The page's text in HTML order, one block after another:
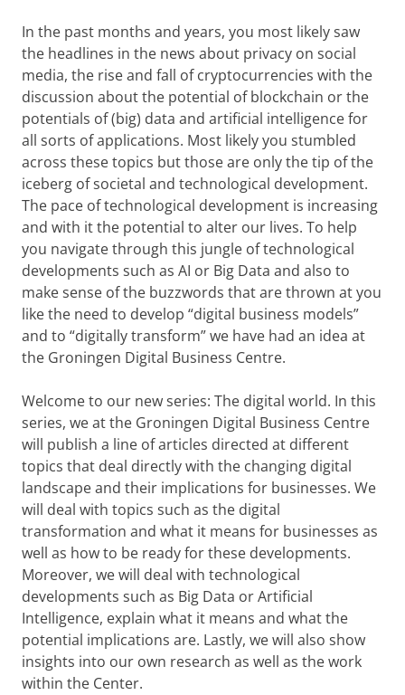
In the past months and years, you most likely saw
the headlines in the news about privacy on social
media, the rise and fall of cryptocurrencies with the
discussion about the potential of blockchain or the
potentials of (big) data and artificial intelligence for
all sorts of applications. Most likely you stumbled
across these topics but those are only the tip of the
iceberg of societal and technological development.
The pace of technological development is increasing
and with it the potential to alter our lives. To help
you navigate through this jungle of technological
developments such as AI or Big Data and also to
make sense of the buzzwords that are thrown at you
like the need to develop “digital business models”
and to “digitally transform” we have had an idea at
the Groningen Digital Business Centre.
Welcome to our new series: The digital world. In this
series, we at the Groningen Digital Business Centre
will publish a line of articles directed at different
topics that deal directly with the changing digital
landscape and their implications for businesses. We
will deal with topics such as the digital
transformation and what it means for businesses as
well as how to be ready for these developments.
Moreover, we will deal with technological
developments such as Big Data or Artificial
Intelligence, explain what it means and what the
potential implications are. Lastly, we will also show
insights into our own research as well as the work
within the Center.